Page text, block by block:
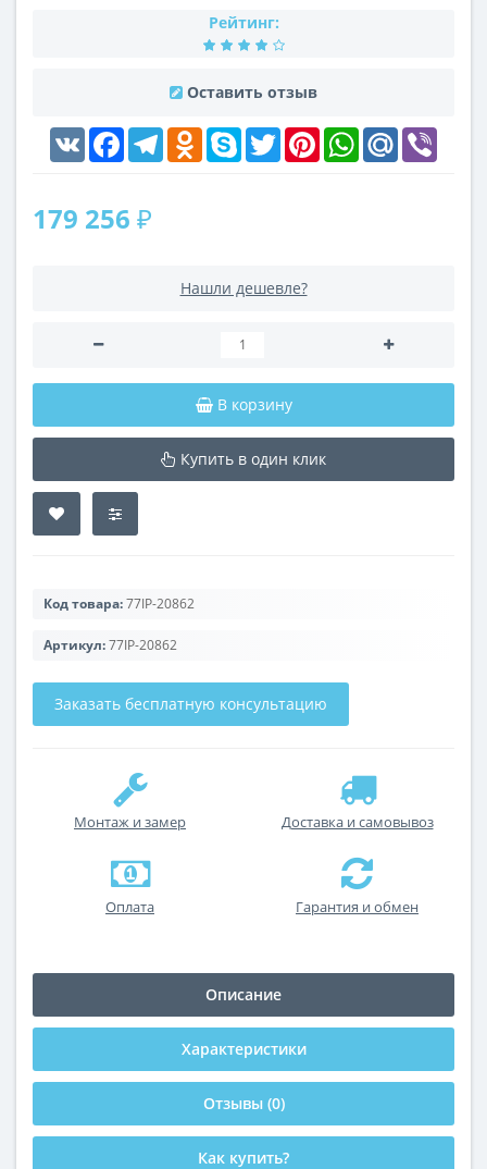
Рейтинг:
Оставить отзыв
VK FacebookTelegramOdnoklassniki
Skype Twitter PinterestWhatsAppMail.Ru
179 256 ₽
Нашли дешевле?
В корзину
Купить в один клик
Код товара:77IP-20862
Артикул:77IP-20862
Заказать бесплатную консультацию
Монтаж и замер Доставка и самовывоз
Оплата Гарантия и обмен
Описание
Характеристики
Отзывы (0)
Как купить?